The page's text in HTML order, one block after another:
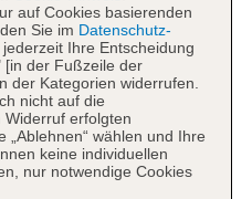
auf Cookies basierenden
Sie im Datenschutz-
Ihre Entscheidung
[in der Fußzeile der
der Kategorien widerrufen.
nicht auf die
erfolgten
„Ablehnen“ wählen und Ihre
keine individuellen
nur notwendige Cookies